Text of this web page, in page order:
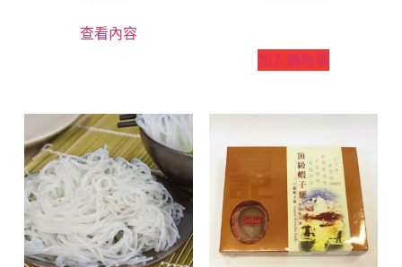
查看內容
加入購物車